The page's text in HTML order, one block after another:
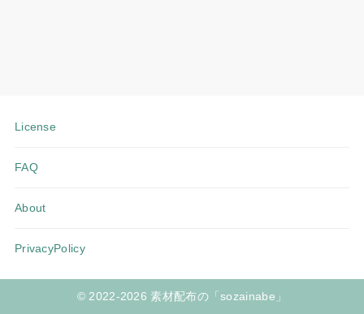
License
FAQ
About
PrivacyPolicy
© 2022-2026 素材配布の「sozainabe」